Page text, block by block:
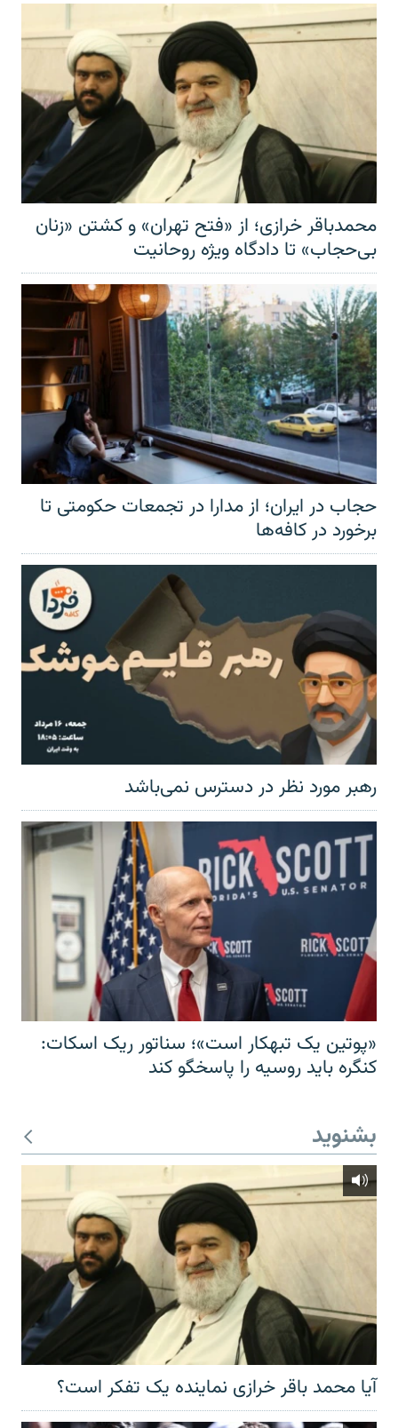
محمدباقر خرازی؛ از «فتح تهران» و کشتن «زنان
بی‌حجاب» تا دادگاه ویژه روحانیت
حجاب در ایران؛ از مدارا در تجمعات حکومتی تا
برخورد در کافه‌ها
رهبر مورد نظر در دسترس نمی‌باشد
«پوتین یک تبهکار است»؛ سناتور ریک اسکات:
کنگره باید روسیه را پاسخگو کند
بشنوید
آیا محمد باقر خرازی نماینده یک تفکر است؟